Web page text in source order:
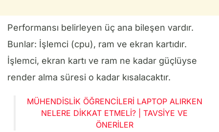
Performansı belirleyen üç ana bileşen vardır.
Bunlar: İşlemci (cpu), ram ve ekran kartıdır.
İşlemci, ekran kartı ve ram ne kadar güçlüyse
render alma süresi o kadar kısalacaktır.
MÜHENDISLIK ÖĞRENCILERI LAPTOP ALIRKEN
NELERE DIKKAT ETMELI? | TAVSIYE VE
ÖNERILER